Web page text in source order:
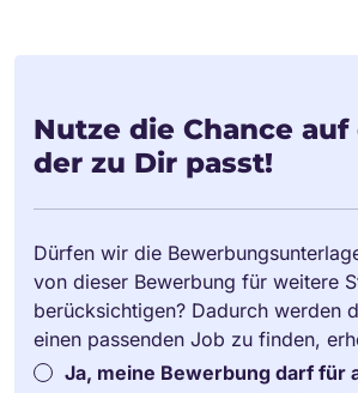
Nutze die Chance auf
der zu Dir passt!
Dürfen wir die
von dieser Bewerbung für weitere
berücksichtigen? Dadurch werden
einen passenden Job zu finden,
Ja, meine Bewerbung darf für